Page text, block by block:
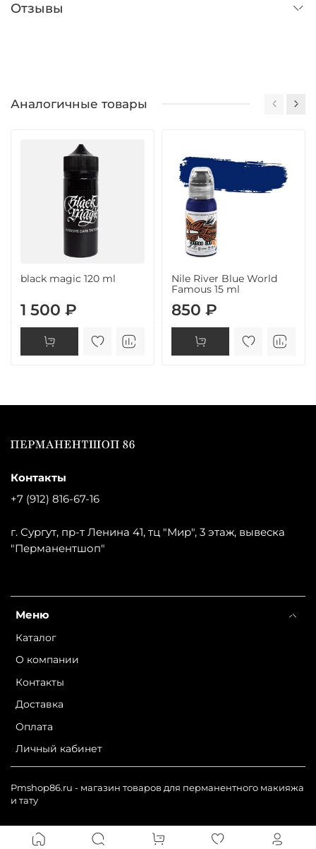
Отзывы
Аналогичные товары
black magic 120 ml
1 500 ₽
Nile River Blue World
Famous 15 ml
850 ₽
Меню
Каталог
О компании
Контакты
Доставка
Оплата
Личный кабинет
Контакты
+7 (912) 816-67-16
г. Сургут, пр-т Ленина 41, тц "Мир", 3 этаж, вывеска
"Перманентшоп"
Pmshop86.ru - магазин товаров для перманентного макияжа
и тату